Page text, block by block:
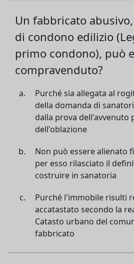
Un fabbricato
di condono edilizio
primo condono), può
compravenduto?
Purché sia allegata al
della domanda di
dalla prova dell'avvenuto
dell'oblazione
Non può essere alienato
per esso rilasciato il
costruire in sanatoria
Purché l'immobile risulti
accatastato secondo la
Catasto urbano del
fabbricato